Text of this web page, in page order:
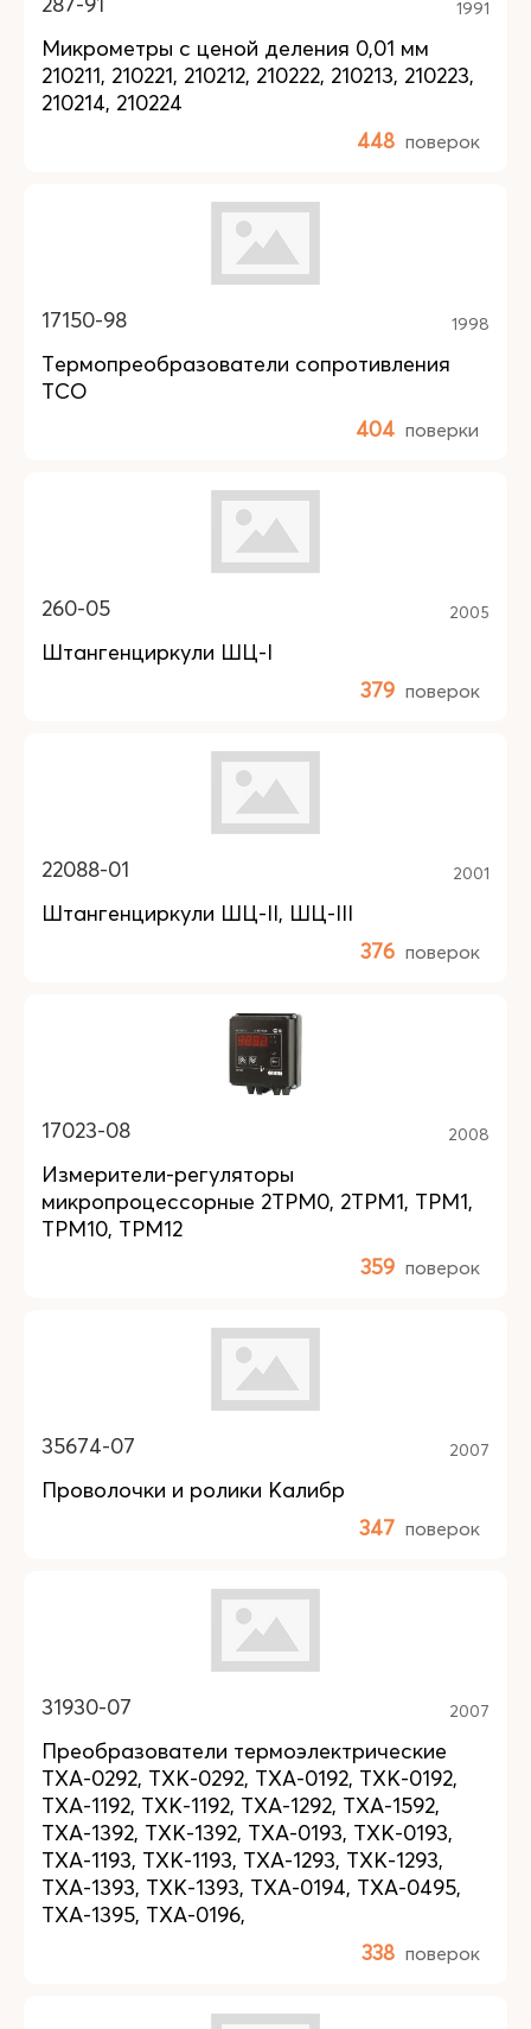
1991
Микрометры с ценой деления 0,01 мм
210211, 210221, 210212, 210222, 210213, 210223,
210214, 210224
448 поверок
17150-98 1998
Термопреобразователи сопротивления
ТСО
404 поверки
260-05 2005
Штангенциркули ШЦ-I
379 поверок
22088-01 2001
Штангенциркули ШЦ-II, ШЦ-III
376 поверок
17023-08 2008
Измерители-регуляторы
микропроцессорные 2ТРМ0, 2ТРМ1, ТРМ1,
ТРМ10, ТРМ12
359 поверок
35674-07 2007
Проволочки и ролики Калибр
347 поверок
31930-07 2007
Преобразователи термоэлектрические
ТХА-0292, ТХК-0292, ТХА-0192, ТХК-0192,
ТХА-1192, ТХК-1192, ТХА-1292, ТХА-1592,
ТХА-1392, ТХК-1392, ТХА-0193, ТХК-0193,
ТХА-1193, ТХК-1193, ТХА-1293, ТХК-1293,
ТХА-1393, ТХК-1393, ТХА-0194, ТХА-0495,
ТХА-1395, ТХА-0196,
338 поверок